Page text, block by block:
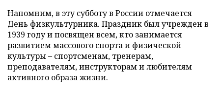
Напомним, в эту субботу в России отмечается
День физкультурника. Праздник был учрежден в
1939 году и посвящен всем, кто занимается
развитием массового спорта и физической
культуры – спортсменам, тренерам,
преподавателям, инструкторам и любителям
активного образа жизни.